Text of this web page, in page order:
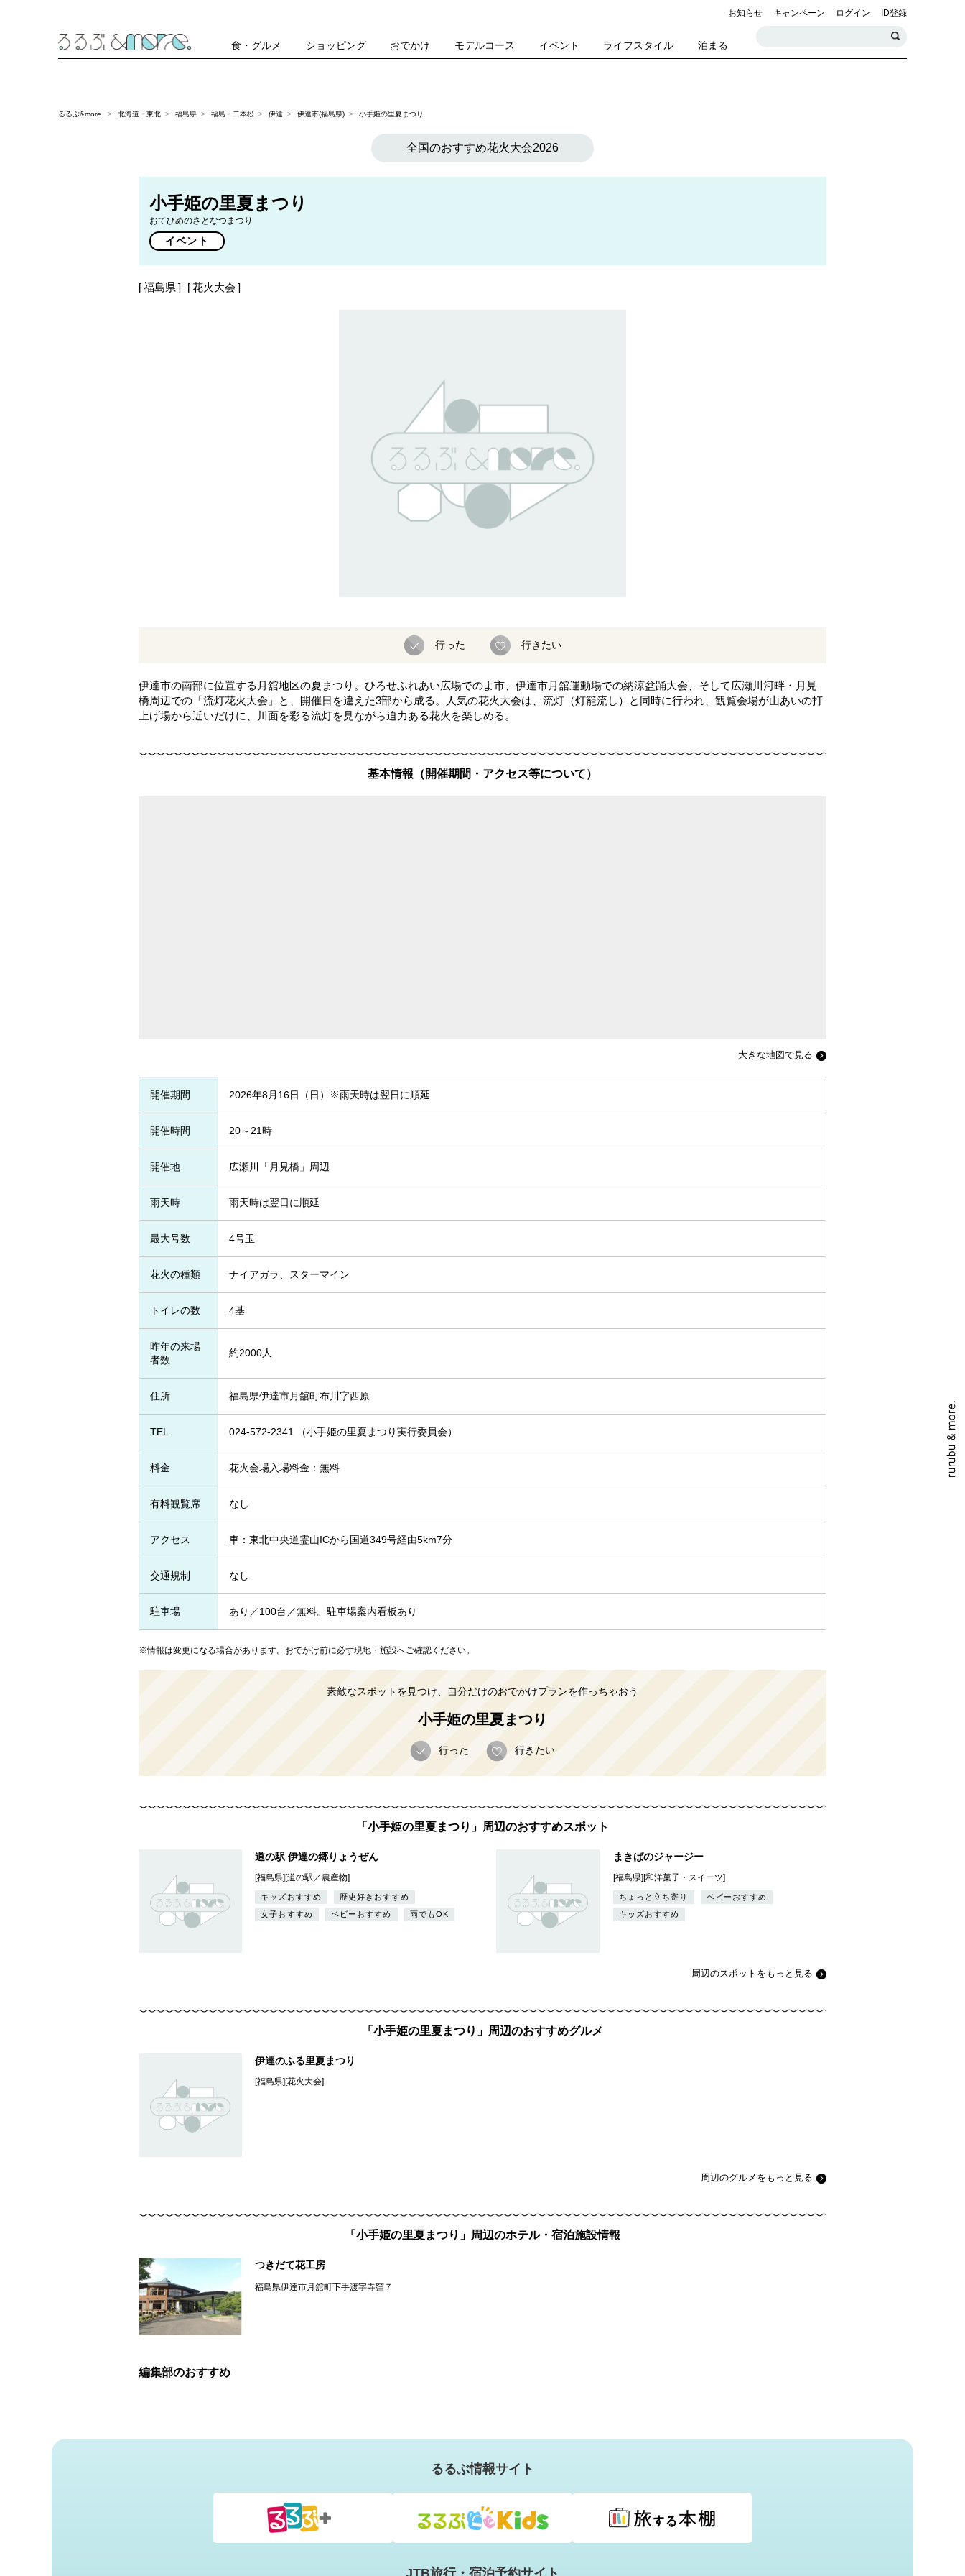
お知らせ キャンペーン ログイン ID登録
食・グルメ ショッピング おでかけ モデルコース イベント ライフスタイル 泊まる
るるぶ&more. 北海道・東北 福島県 福島・二本松 伊達 伊達市(福島県) 小手姫の里夏まつり
全国のおすすめ花火大会2026
小手姫の里夏まつり
おてひめのさとなつまつり
イベント
福島県 花火大会
行った 行きたい
伊達市の南部に位置する月舘地区の夏まつり。ひろせふれあい広場でのよ市、伊達市月舘運動場での納涼盆踊大会、そして広瀬川河畔・月見
橋周辺での「流灯花火大会」と、開催日を違えた3部から成る。人気の花火大会は、流灯（灯籠流し）と同時に行われ、観覧会場が山あいの打
上げ場から近いだけに、川面を彩る流灯を見ながら迫力ある花火を楽しめる。
基本情報（開催期間・アクセス等について）
大きな地図で見る
開催期間 2026年8月16日（日）※雨天時は翌日に順延
開催時間 20～21時
開催地 広瀬川「月見橋」周辺
雨天時 雨天時は翌日に順延
最大号数 4号玉
花火の種類 ナイアガラ、スターマイン
トイレの数 4基
昨年の来場
者数
約2000人
住所 福島県伊達市月舘町布川字西原
TEL 024-572-2341 （小手姫の里夏まつり実行委員会）
料金 花火会場入場料金：無料
有料観覧席 なし
アクセス 車：東北中央道霊山ICから国道349号経由5km7分
交通規制 なし
駐車場 あり／100台／無料。駐車場案内看板あり
※情報は変更になる場合があります。おでかけ前に必ず現地・施設へご確認ください。
素敵なスポットを見つけ、自分だけのおでかけプランを作っちゃおう
小手姫の里夏まつり
行った 行きたい
「小手姫の里夏まつり」周辺のおすすめスポット
道の駅 伊達の郷りょうぜん
[福島県][道の駅／農産物]
キッズおすすめ
歴史好きおすすめ
女子おすすめ
ベビーおすすめ 雨でもOK
まきばのジャージー
[福島県][和洋菓子・スイーツ]
ちょっと立ち寄り
ベビーおすすめ
キッズおすすめ
周辺のスポットをもっと見る
「小手姫の里夏まつり」周辺のおすすめグルメ
伊達のふる里夏まつり
[福島県][花火大会]
周辺のグルメをもっと見る
「小手姫の里夏まつり」周辺のホテル・宿泊施設情報
つきだて花工房
福島県伊達市月舘町下手渡字寺窪７
編集部のおすすめ
るるぶ情報サイト